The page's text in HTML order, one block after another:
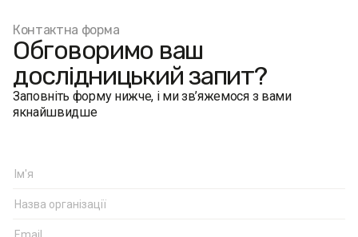
Контактна форма
Обговоримо ваш
дослідницький запит?
Заповніть форму нижче, і ми зв’яжемося з вами
якнайшвидше